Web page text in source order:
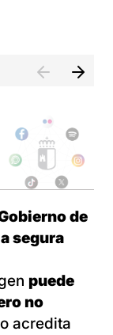
de
segura
puede
no
acredita